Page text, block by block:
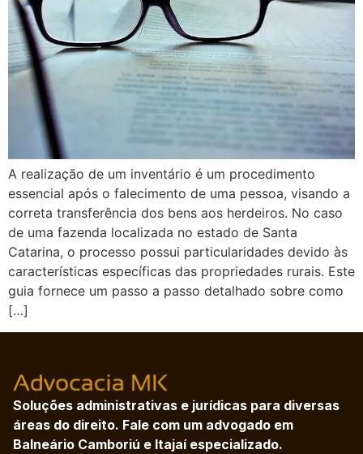
A realização de um inventário é um procedimento
essencial após o falecimento de uma pessoa, visando a
correta transferência dos bens aos herdeiros. No caso
de uma fazenda localizada no estado de Santa
Catarina, o processo possui particularidades devido às
características específicas das propriedades rurais. Este
guia fornece um passo a passo detalhado sobre como
[…]
Soluções administrativas e jurídicas para diversas
áreas do direito. Fale com um advogado em
Balneário Camboriú e Itajaí especializado.